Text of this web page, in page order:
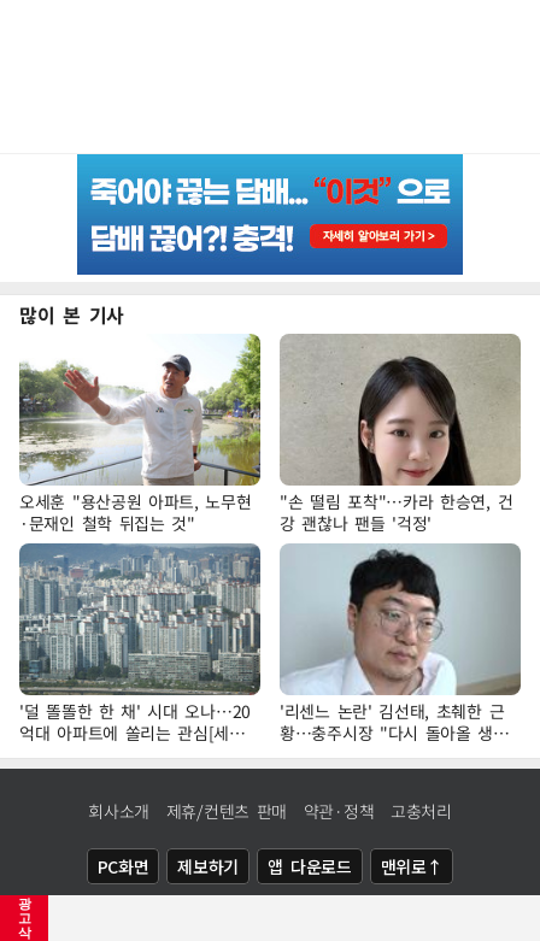
광
고
삭
많이 본 기사
오세훈 "용산공원 아파트, 노무현
·문재인 철학 뒤집는 것"
"손 떨림 포착"…카라 한승연, 건
강 괜찮나 팬들 '걱정'
'덜 똘똘한 한 채' 시대 오나…20
억대 아파트에 쏠리는 관심[세제
개편, 그 이후②]
'리센느 논란' 김선태, 초췌한 근
황…충주시장 "다시 돌아올 생
각?"
회사소개 제휴/컨텐츠 판매 약관·정책 고충처리
PC화면 제보하기 앱 다운로드 맨위로↑